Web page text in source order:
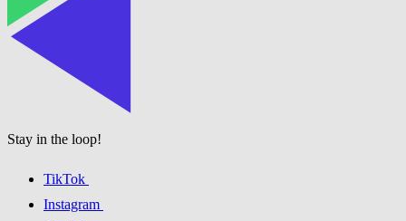
Stay in the loop!
TikTok
Instagram